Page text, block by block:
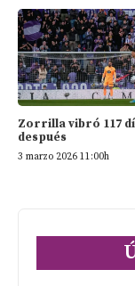
Zorrilla vibró 117
después
3 marzo 2026 11:00h